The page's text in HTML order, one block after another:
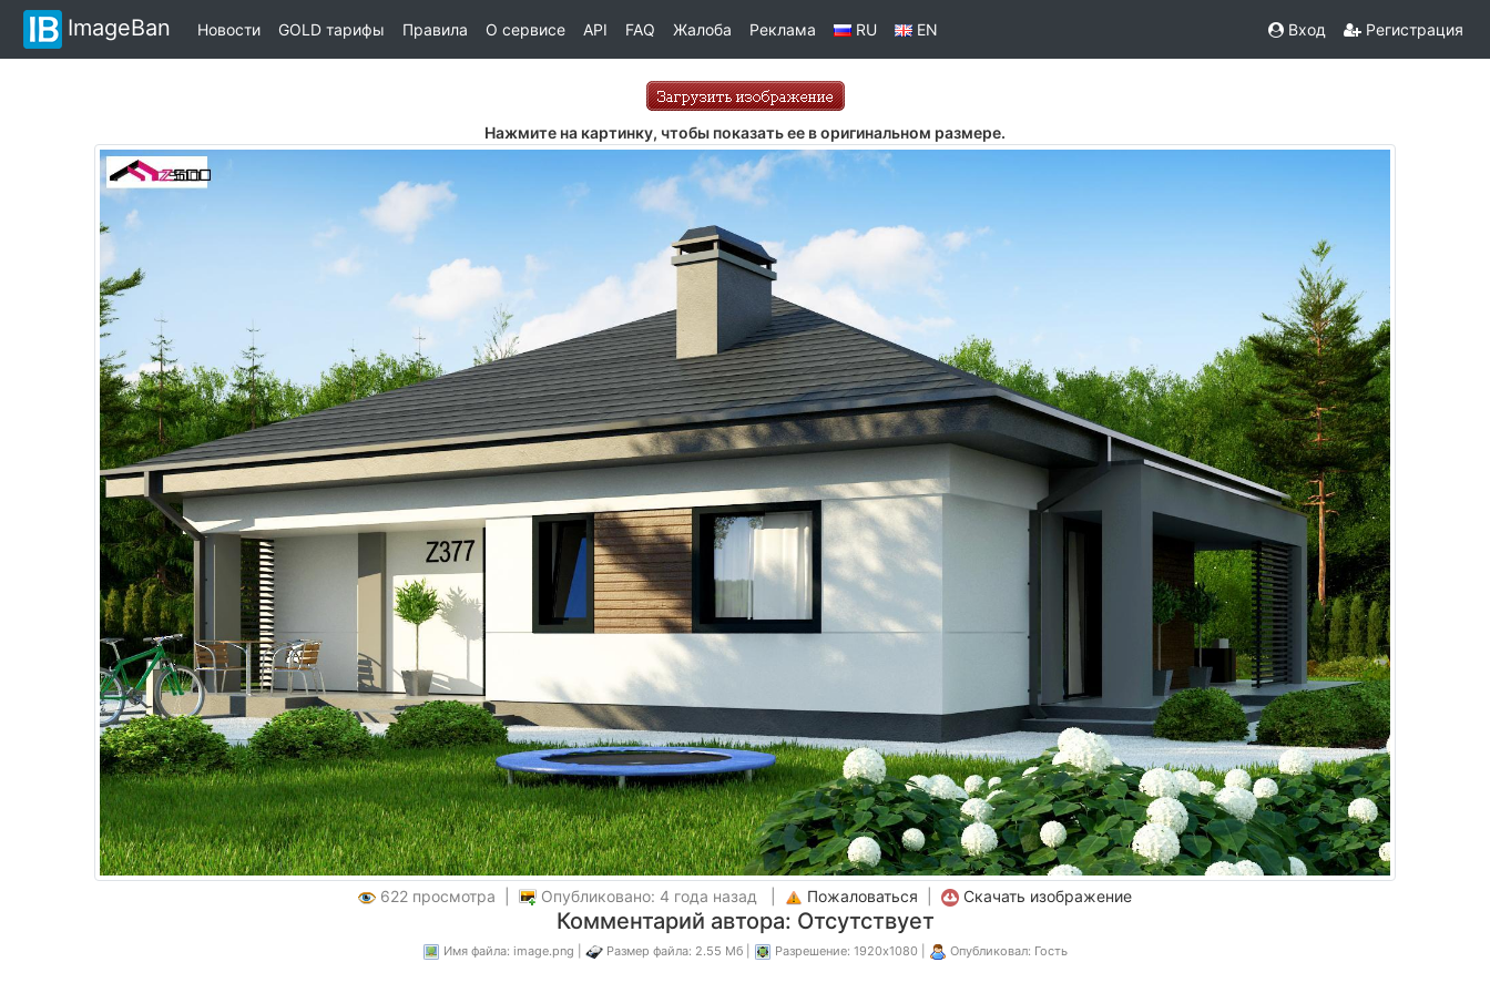
ImageBan Новости GOLD тарифы Правила О сервисе API FAQ Жалоба Реклама RU EN Вход Регистрация
Нажмите на картинку, чтобы показать ее в оригинальном размере.
622 просмотра | Опубликовано: 4 года назад | Пожаловаться Скачать изображение
Комментарий автора: Отсутствует
Имя файла: image.png | Размер файла: 2.55 Мб | Разрешение: 1920x1080 | Опубликовал: Гость